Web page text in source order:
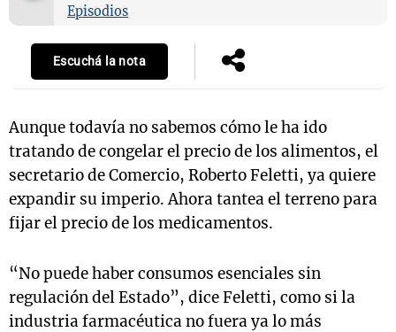
Episodios
Escuchá la nota
Aunque todavía no sabemos cómo le ha ido
tratando de congelar el precio de los alimentos, el
secretario de Comercio, Roberto Feletti, ya quiere
expandir su imperio. Ahora tantea el terreno para
fijar el precio de los medicamentos.
“No puede haber consumos esenciales sin
regulación del Estado”, dice Feletti, como si la
industria farmacéutica no fuera ya lo más
Mundial 2026
La Sole en
Cadena 3